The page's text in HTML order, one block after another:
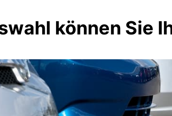
können Sie